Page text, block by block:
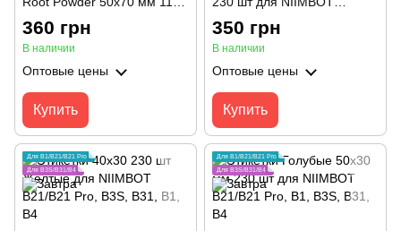
шт для NIIMBOT B21, B3S,
B1, B31
360 грн
В наличии
Оптовые цены
Купить
B21/B21 Pro, B1, B3S, B31,
B4
350 грн
В наличии
Оптовые цены
Купить
Для B1/B21/B21 Pro
Для B3S/B31/B4
Для B1/B21/B21 Pro
Для B3S/B31/B4